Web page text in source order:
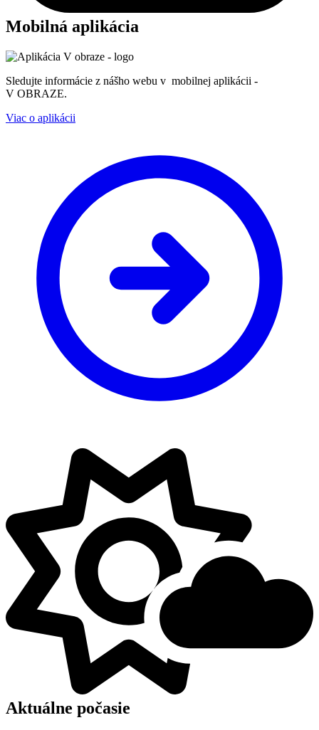
Mobilná aplikácia
Sledujte informácie z nášho webu v mobilnej aplikácii -
V OBRAZE.
Viac o aplikácii
Aktuálne počasie